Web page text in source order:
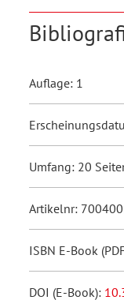
Auflage: 1
Umfang: 20
Artikelnr:
ISBN E-Book
DOI (E-Book):